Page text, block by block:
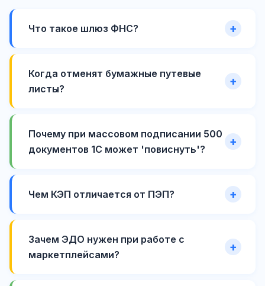
Что такое шлюз ФНС?
Когда отменят бумажные путевые
листы?
Почему при массовом подписании 500
документов 1С может 'повиснуть'?
Чем КЭП отличается от ПЭП?
Зачем ЭДО нужен при работе с
маркетплейсами?